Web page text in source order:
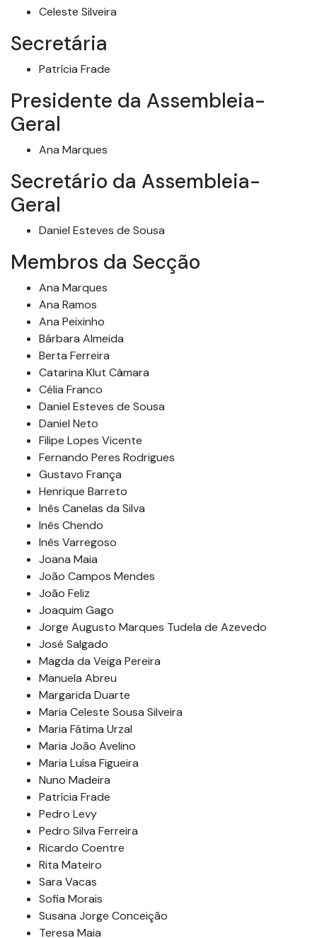
Celeste Silveira
Secretária
Patrícia Frade
Presidente da Assembleia-
Geral
Ana Marques
Secretário da Assembleia-
Geral
Daniel Esteves de Sousa
Membros da Secção
Ana Marques
Ana Ramos
Ana Peixinho
Bárbara Almeida
Berta Ferreira
Catarina Klut Câmara
Célia Franco
Daniel Esteves de Sousa
Daniel Neto
Filipe Lopes Vicente
Fernando Peres Rodrigues
Gustavo França
Henrique Barreto
Inês Canelas da Silva
Inês Chendo
Inês Varregoso
Joana Maia
João Campos Mendes
João Feliz
Joaquim Gago
Jorge Augusto Marques Tudela de Azevedo
José Salgado
Magda da Veiga Pereira
Manuela Abreu
Margarida Duarte
Maria Celeste Sousa Silveira
Maria Fátima Urzal
Maria João Avelino
Maria Luísa Figueira
Nuno Madeira
Patrícia Frade
Pedro Levy
Pedro Silva Ferreira
Ricardo Coentre
Rita Mateiro
Sara Vacas
Sofia Morais
Susana Jorge Conceição
Teresa Maia